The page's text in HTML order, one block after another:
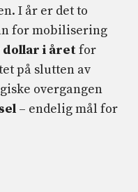
I år er det to
for mobilisering
dollar i åretfor
på slutten av
overgangen
– endelig mål for